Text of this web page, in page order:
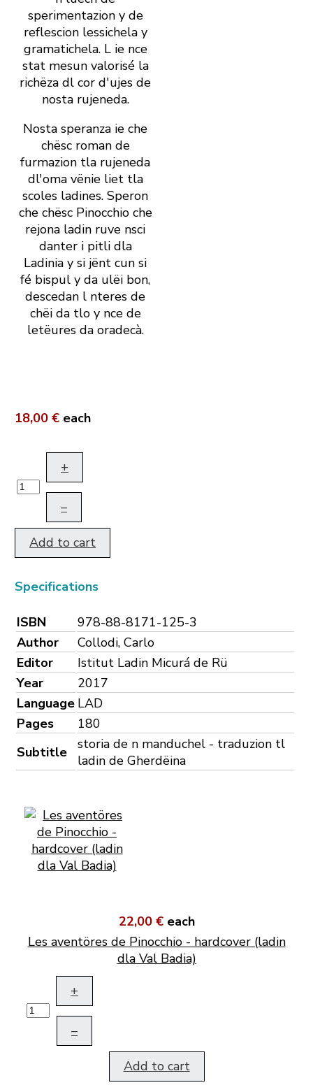
sperimentazion y de
reflescion lessichela y
gramatichela. L ie nce
stat mesun valorisé la
richëza dl cor d' ujes de
nosta rujeneda.
Nosta speranza ie che
chësc roman de
furmazion tla rujeneda
dl' oma vënie liet tla
scoles ladines. Speron
che chësc Pinocchio che
rejona ladin ruve nsci
danter i pitli dla
Ladinia y si jënt cun si
fé bispul y da ulëi bon,
descedan l nteres de
chëi da tlo y nce de
letëures da oradecà.
18,00 € each
+
–
Add to cart
Specifications
ISBN
978-88-8171-125-3
Author
Collodi, Carlo
Editor
Istitut Ladin Micurá de Rü
Year
2017
Language LAD
Pages
180
Subtitle
storia de n manduchel - traduzion tl
ladin de Gherdëina
22,00 € each
Les aventöres de Pinocchio - hardcover (ladin
dla Val Badia)
+
–
Add to cart